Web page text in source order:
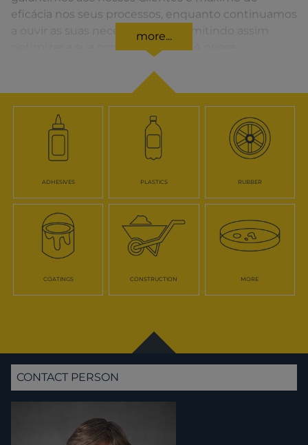
eficácia nos seus processos, enquanto continuamos
a ouvir as suas necessidades, permitindo assim
optimizar a sua competitividade. A nossa
distribuída em toda a Península Ibérica fornecendo
uma solução rápida para o Cliente em todos os
momentos.
more...
ADHESIVES PLASTICS RUBBER
COATINGS CONSTRUCTION MORE
CONTACT PERSON